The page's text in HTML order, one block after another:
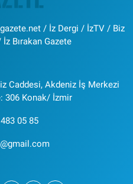
/ İz Dergi / İzTV / Biz
Bırakan Gazete
Caddesi, Akdeniz İş Merkezi
306 Konak/ İzmir
05 85